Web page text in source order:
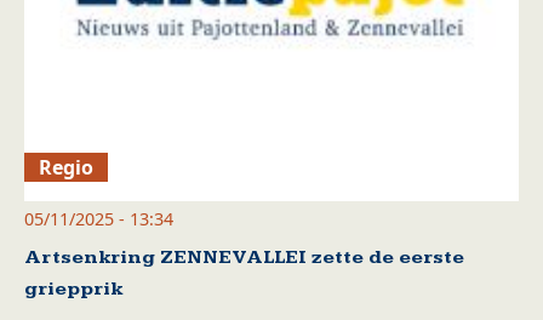
Regio
05/11/2025 - 13:34
Artsenkring ZENNEVALLEI zette de eerste
griepprik